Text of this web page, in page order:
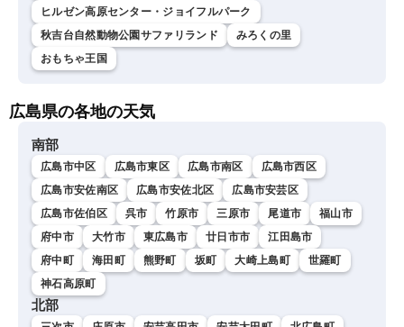
ヒルゼン高原センター・ジョイフルパーク
秋吉台自然動物公園サファリランド
みろくの里
おもちゃ王国
広島県の各地の天気
南部
広島市中区 広島市東区 広島市南区
広島市西区
広島市安佐南区
広島市安佐北区
広島市安芸区
広島市佐伯区
呉市 竹原市 三原市 尾道市
福山市
府中市
大竹市 東広島市 廿日市市
江田島市
府中町
海田町 熊野町 坂町 大崎上島町
世羅町
神石高原町
北部